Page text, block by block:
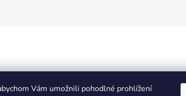
Vám umožnili pohodlné prohlížení